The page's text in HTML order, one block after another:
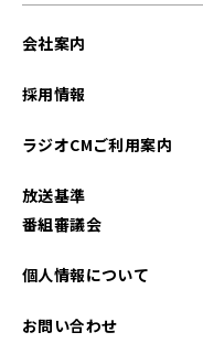
2025年02
会社案内
採用情報
ラジオCMご利用案内
放送基準
番組審議会
個人情報について
お問い合わせ